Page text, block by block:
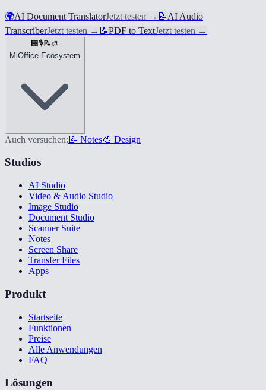
🌍AI Document TranslatorJetzt testen → 📝AI Audio
TranscriberJetzt testen → 📝PDF to TextJetzt testen →
🏢🎙️📝🎨
MiOffice Ecosystem
Auch versuchen: 📝 Notes🎨 Design
Studios
AI Studio
Video & Audio Studio
Image Studio
Document Studio
Scanner Suite
Notes
Screen Share
Transfer Files
Apps
Produkt
Startseite
Funktionen
Preise
Alle Anwendungen
FAQ
Lösungen